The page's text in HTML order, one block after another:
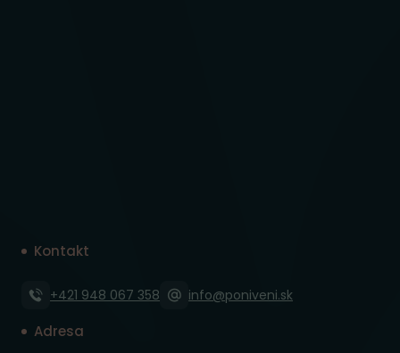
Kontakt
+421 948 067 358 info@poniveni.sk
Adresa